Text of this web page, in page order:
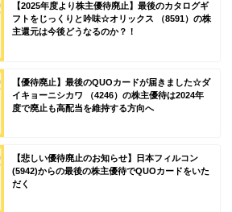
【2025年度より株主優待廃止】最後のカタログギ
フトをじっくりと吟味☆オリックス （8591）の株
主還元は今後どうなるのか？！
【優待廃止】最後のQUOカードが届きました☆ダ
イキョーニシカワ （4246）の株主優待は2024年
度で廃止も高配当を維持する方向へ
【悲しい優待廃止のお知らせ】日本フィルコン
(5942)からの最後の株主優待でQUOカードをいた
だく